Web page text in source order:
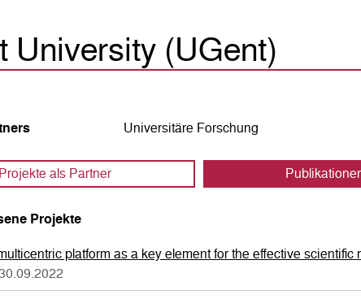
University (UGent)
Universitäre Forschung
Projekte als Partner
Projekte
platform as a key element for the effective scientific